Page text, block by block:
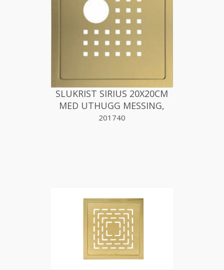
SLUKRIST SIRIUS 20X20CM
MED UTHUGG MESSING,
AQUALEX
201740